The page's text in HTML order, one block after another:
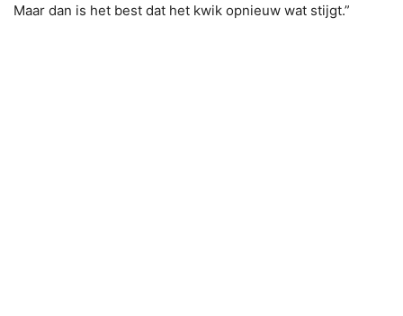
Maar dan is het best dat het kwik opnieuw wat stijgt.”